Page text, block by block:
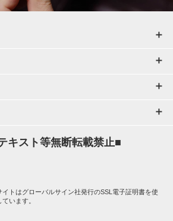
キスト等無断転載禁止■
イトはグローバルサイン社発行のSSL電子証明書を使
ています。